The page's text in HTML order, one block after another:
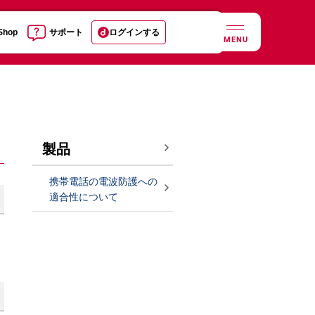
サポート ログインする
MENU
製品
携帯電話の電波防護への
適合性について